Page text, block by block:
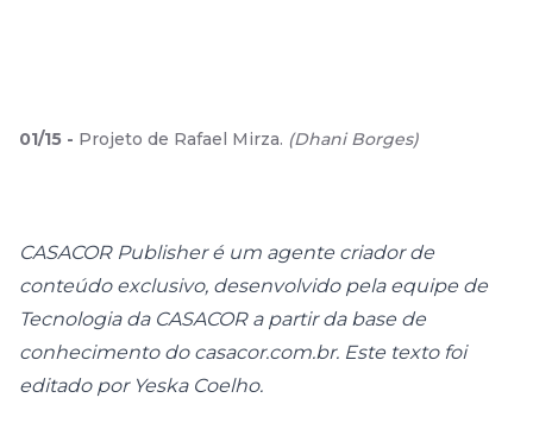
01/15 - Projeto de Rafael Mirza. (Dhani Borges)
CASACOR Publisher é um agente criador de
conteúdo exclusivo, desenvolvido pela equipe de
Tecnologia da CASACOR a partir da base de
conhecimento do casacor.com.br. Este texto foi
editado por Yeska Coelho.